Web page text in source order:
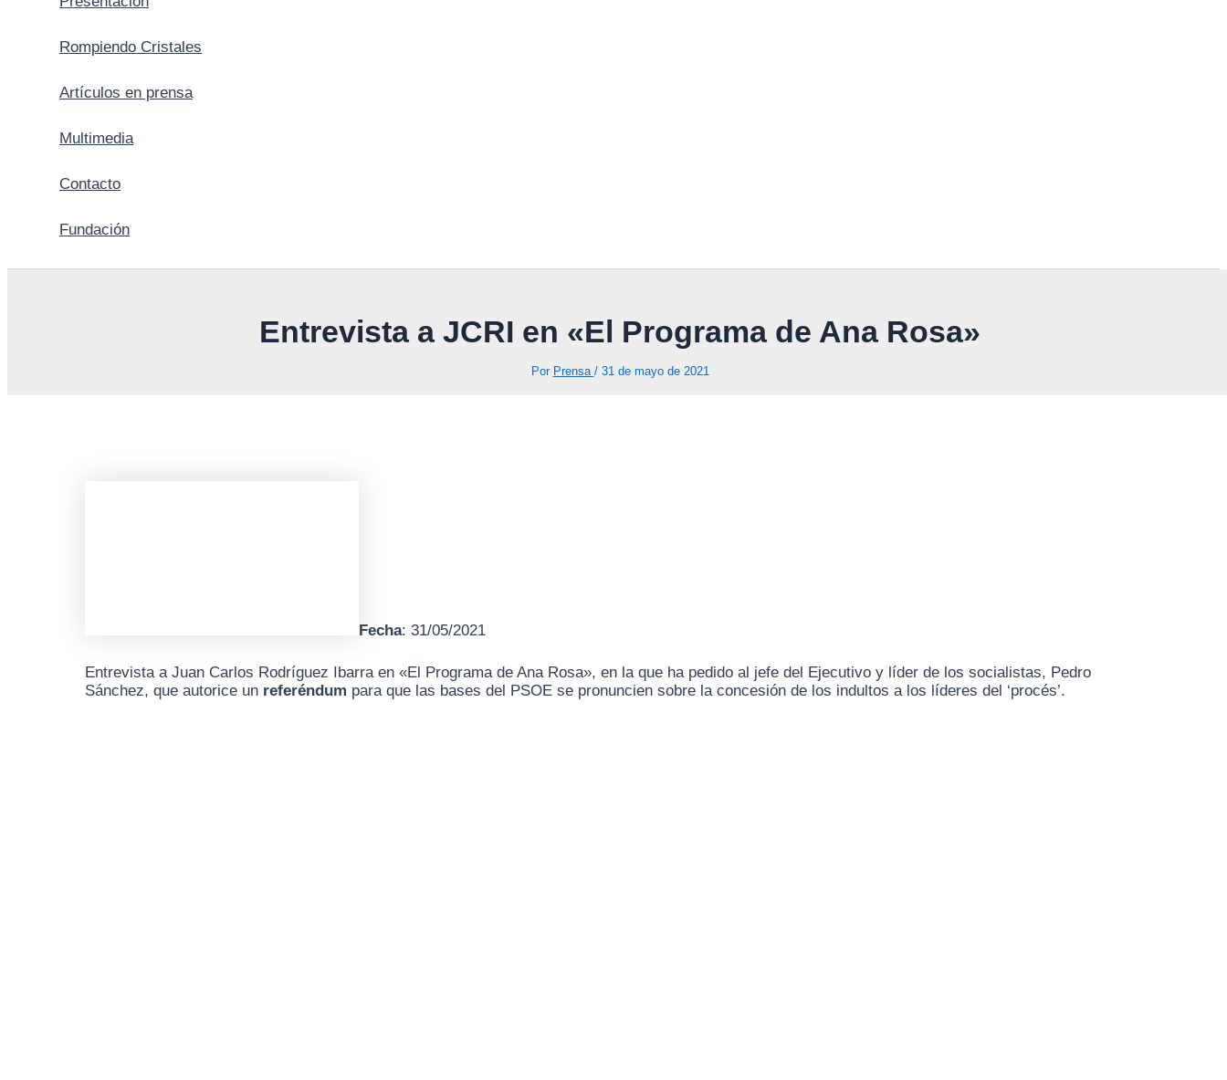
Rompiendo Cristales
Artículos en prensa
Multimedia
Contacto
Fundación
Entrevista a JCRI en «El Programa de Ana Rosa»
Por Prensa / 31 de mayo de 2021
Fecha: 31/05/2021
Entrevista a Juan Carlos Rodríguez Ibarra en «El Programa de Ana Rosa», en la que ha pedido al jefe del Ejecutivo y líder de los socialistas, Pedro
Sánchez, que autorice un referéndum para que las bases del PSOE se pronuncien sobre la concesión de los indultos a los líderes del ‘procés’.